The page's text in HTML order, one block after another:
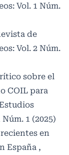
Vol. 1 Núm.
de
Vol. 2 Núm.
sobre el
COIL para
1 (2025)
en
España ,